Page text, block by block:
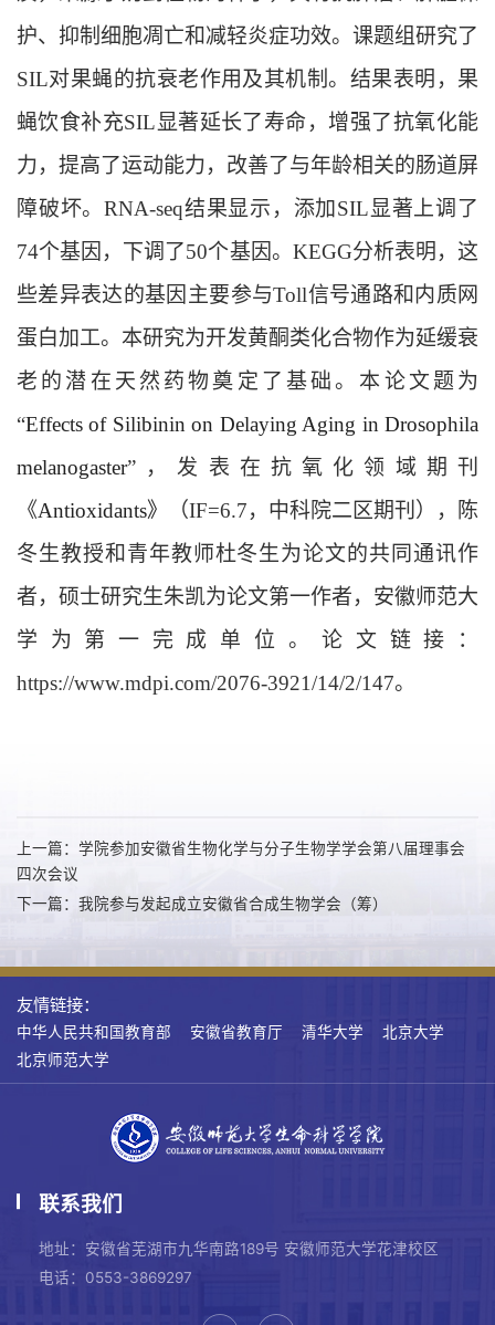
护、抑制细胞凋亡和减轻炎症功效。课题组研究了
SIL对果蝇的抗衰老作用及其机制。结果表明，果
蝇饮食补充SIL显著延长了寿命，增强了抗氧化能
力，提高了运动能力，改善了与年龄相关的肠道屏
障破坏。RNA-seq结果显示，添加SIL显著上调了
74个基因，下调了50个基因。KEGG分析表明，这
些差异表达的基因主要参与Toll信号通路和内质网
蛋白加工。本研究为开发黄酮类化合物作为延缓衰
老的潜在天然药物奠定了基础。本论文题为
“Effects of Silibinin on Delaying Aging in Drosophila
melanogaster”，发表在抗氧化领域期刊
《Antioxidants》
（IF=6.7，中科院二区期刊），陈
冬生教授和青年教师杜冬生为论文的共同通讯作
者，硕士研究生朱凯为论文第一作者，安徽师范大
学为第一完成单位。论文链接：
https://www.mdpi.com/2076-3921/14/2/147。
上一篇：学院参加安徽省生物化学与分子生物学学会第八届理事会
四次会议
下一篇：我院参与发起成立安徽省合成生物学会（筹）
友情链接：
中华人民共和国教育部 安徽省教育厅 清华大学
北京大学
北京师范大学
联系我们
地址：安徽省芜湖市九华南路189号 安徽师范大学花津校区
电话：0553-3869297